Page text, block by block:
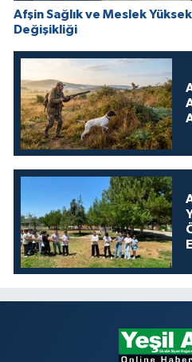
Afşin Sağlık ve Meslek
Değişikliği